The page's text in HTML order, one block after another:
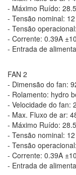
- Máximo Ruído:
- Tensão nominal:
- Tensão
- Corrente: 0.39A
- Entrada de
FAN 2
- Dimensão do fan:
- Rolamento: hydro
- Velocidade do fan:
- Max. Fluxo de ar:
- Máximo Ruído:
- Tensão nominal:
- Tensão
- Corrente: 0.39A
- Entrada de